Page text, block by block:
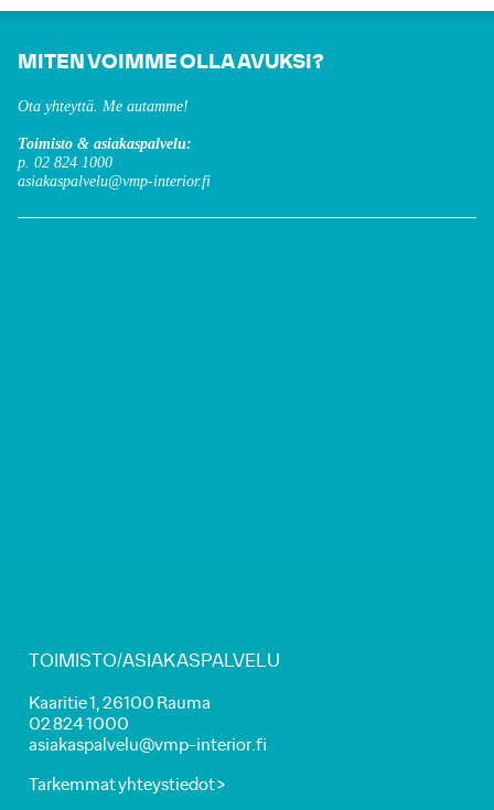
MITEN VOIMME OLLA AVUKSI?
Ota yhteyttä. Me autamme!
Toimisto & asiakaspalvelu:
p. 02 824 1000
asiakaspalvelu@vmp-interior.fi
TOIMISTO/ASIAKASPALVELU
Kaaritie 1, 26100 Rauma
02 824 1000
asiakaspalvelu@vmp-interior.fi
Tarkemmat yhteystiedot >